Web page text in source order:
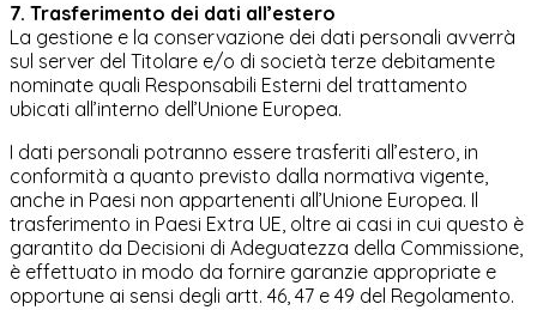
7. Trasferimento dei dati all’estero
La gestione e la conservazione dei dati personali avverrà
sul server del Titolare e/o di società terze debitamente
nominate quali Responsabili Esterni del trattamento
ubicati all’interno dell’Unione Europea.
I dati personali potranno essere trasferiti all’estero, in
conformità a quanto previsto dalla normativa vigente,
anche in Paesi non appartenenti all’Unione Europea. Il
trasferimento in Paesi Extra UE, oltre ai casi in cui questo è
garantito da Decisioni di Adeguatezza della Commissione,
è effettuato in modo da fornire garanzie appropriate e
opportune ai sensi degli artt. 46, 47 e 49 del Regolamento.